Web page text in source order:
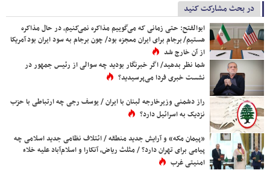
در بحث مشارکت کنید
ابوالفتح: حتی زمانی که می‌گوییم مذاکره نمی‌کنیم، در حال مذاکره
هستیم/ برجام برای ایران معجزه بود/ چون برجام به سود ایران بود آمریکا
از آن خارج شد
شما نظر بدهید/ اگر خبرنگار بودید چه سوالی از رئیس جمهور در
نشست خبری فردا می‌پرسیدید؟
راز دشمنی وزیرخارجه لبنان با ایران / یوسف رجی چه ارتباطی با حزب
نزدیک به اسرائیل دارد؟
«پیمان مکه» و آرایش جدید منطقه / ائتلاف نظامی جدید اسلامی چه
پیامی برای تهران دارد؟ / مثلث ریاض، آنکارا و اسلام‌آباد علیه خلاء
امنیتی غرب